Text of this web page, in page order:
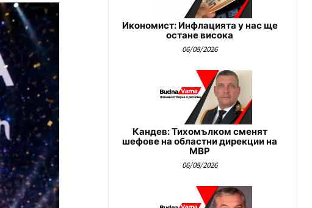
Икономист: Инфлацията у нас ще
остане висока
06/08/2026
Кандев: Тихомълком сменят
шефове на областни дирекции на
МВР
06/08/2026